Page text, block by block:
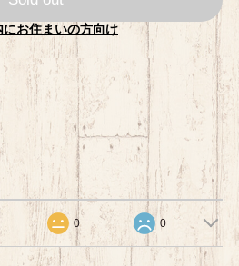
にお住まいの方向け
0 0